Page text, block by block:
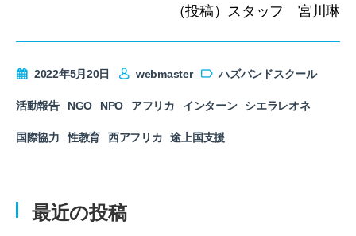
最近の投稿
（投稿）スタッフ 宮川琳
2022年5月20日 webmaster ハズバンドスクール
活動報告 NGO NPO アフリカ インターン シエラレオネ
国際協力 性教育 西アフリカ 途上国支援